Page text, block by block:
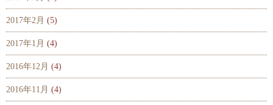
2017年2月 (5)
2017年1月 (4)
2016年12月 (4)
2016年11月 (4)